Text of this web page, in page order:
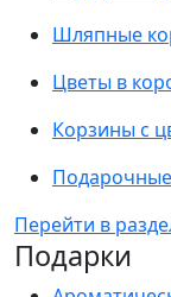
Шляпные
Цветы в
Корзины с
Перейти в
Подарки